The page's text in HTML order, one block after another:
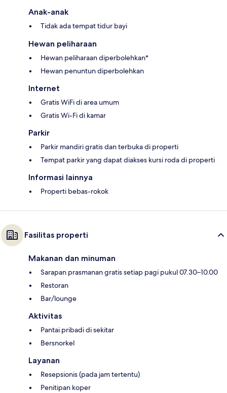
Anak-anak
Tidak ada tempat tidur bayi
Hewan peliharaan
Hewan peliharaan diperbolehkan*
Hewan penuntun diperbolehkan
Internet
Gratis WiFi di area umum
Gratis Wi-Fi di kamar
Parkir
Parkir mandiri gratis dan terbuka di properti
Tempat parkir yang dapat diakses kursi roda di properti
Informasi lainnya
Properti bebas-rokok
Fasilitas properti
Makanan dan minuman
Sarapan prasmanan gratis setiap pagi pukul 07.30–10.00
Restoran
Bar/lounge
Aktivitas
Pantai pribadi di sekitar
Bersnorkel
Layanan
Resepsionis (pada jam tertentu)
Penitipan koper